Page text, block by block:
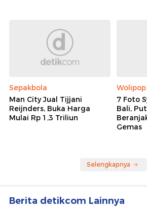
Sepakbola
Man City Jual Tijjani
Reijnders, Buka Harga
Mulai Rp 1,3 Triliun
Wolipop
7 Foto
Bali,
Gemas
Selengkapnya
Berita detikcom Lainnya